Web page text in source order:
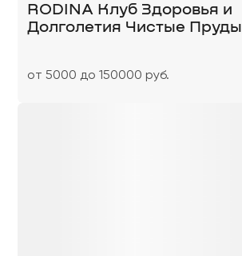
RODINA Клуб Здоровья и
Долголетия Чистые Пруды
от 5000 до 150000 руб.